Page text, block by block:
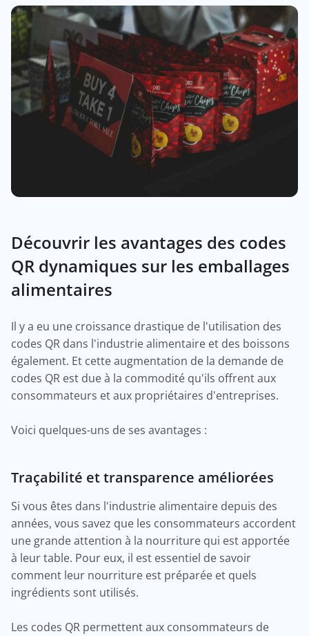
Découvrir les avantages des codes
QR dynamiques sur les emballages
alimentaires
Il y a eu une croissance drastique de l'utilisation des
codes QR dans l'industrie alimentaire et des boissons
également. Et cette augmentation de la demande de
codes QR est due à la commodité qu'ils offrent aux
consommateurs et aux propriétaires d'entreprises.
Voici quelques-uns de ses avantages :
Traçabilité et transparence améliorées
Si vous êtes dans l'industrie alimentaire depuis des
années, vous savez que les consommateurs accordent
une grande attention à la nourriture qui est apportée
à leur table. Pour eux, il est essentiel de savoir
comment leur nourriture est préparée et quels
ingrédients sont utilisés.
Les codes QR permettent aux consommateurs de